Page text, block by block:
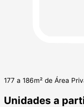
177 a 186m² de Área
Unidades a